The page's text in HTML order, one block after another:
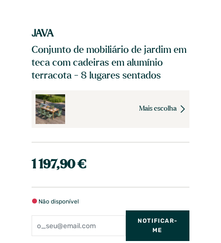
JAVA
Conjunto de mobiliário de jardim em
teca com cadeiras em alumínio
terracota - 8 lugares sentados
Mais escolha
1 197,90 €
Não disponível
NOTIFICAR-
ME